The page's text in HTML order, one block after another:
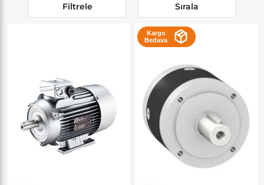
Filtrele Sırala
Kargo
Bedava